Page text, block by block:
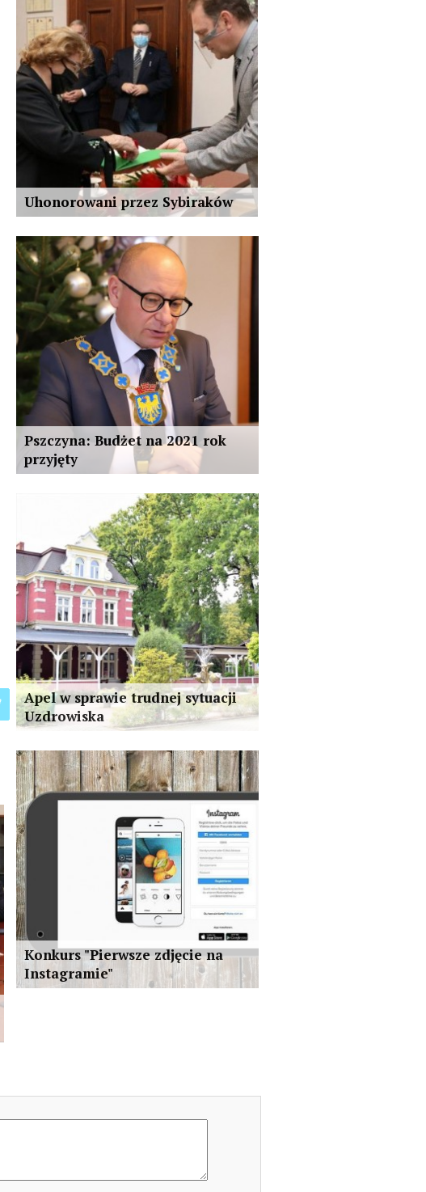
Uhonorowani przez Sybiraków
Pszczyna: Budżet na 2021 rok
przyjęty
Apel w sprawie trudnej sytuacji
Uzdrowiska
Konkurs "Pierwsze zdjęcie na
Instagramie"